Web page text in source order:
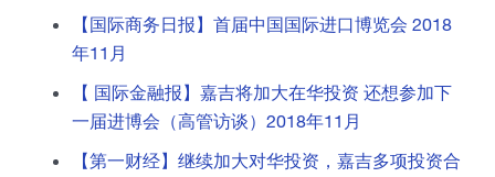
【国际商务日报】首届中国国际进口博览会 2018
年11月
【 国际金融报】嘉吉将加大在华投资 还想参加下
一届进博会（高管访谈）2018年11月
【第一财经】继续加大对华投资，嘉吉多项投资合